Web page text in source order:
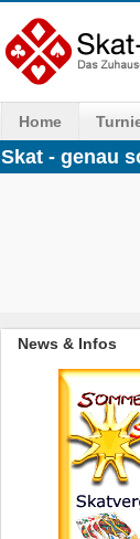
Home
Skat - genau
News & Infos